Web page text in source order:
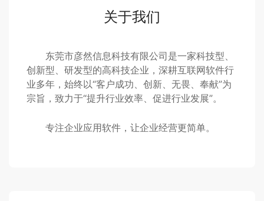
关于我们
东莞市彦然信息科技有限公司是一家科技型、
创新型、研发型的高科技企业，深耕互联网软件行
业多年，始终以“客户成功、创新、无畏、奉献”为
宗旨，致力于“提升行业效率、促进行业发展”。
专注企业应用软件，让企业经营更简单。